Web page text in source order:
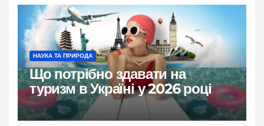
НАУКА ТА ПРИРОДА
Що потрібно здавати на
туризм в Україні у 2026 році